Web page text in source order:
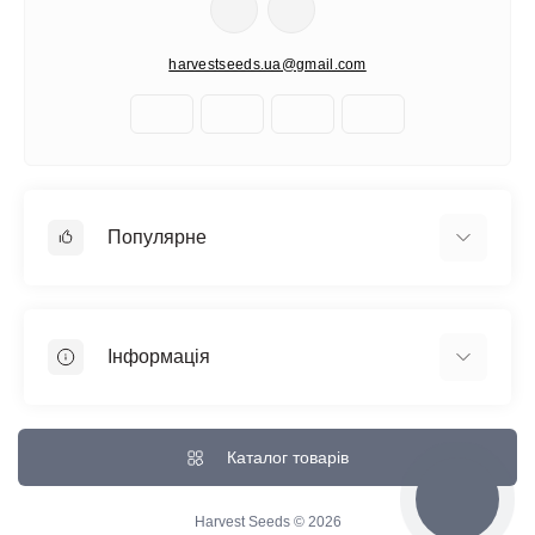
Готові випробувати технології майбутнього? Ознайомтеся з
заборонені законодавством України. Використовуйте насіння
harvestseeds.ua@gmail.com
Популярне
Швидкоквітучі сорти
Інформація
Доставка та Оплата
Про магазин
Каталог товарів
Harvest Seeds © 2026